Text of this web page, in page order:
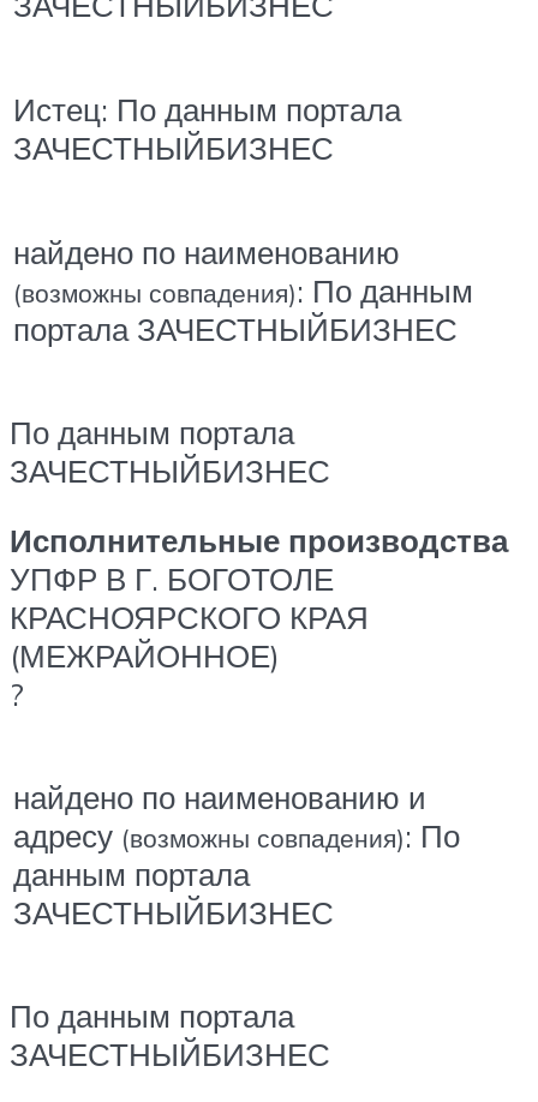
Истец: По данным портала
ЗАЧЕСТНЫЙБИЗНЕС
найдено по наименованию
(возможны совпадения): По данным
портала ЗАЧЕСТНЫЙБИЗНЕС
По данным портала
ЗАЧЕСТНЫЙБИЗНЕС
Исполнительные производства
УПФР В Г. БОГОТОЛЕ
КРАСНОЯРСКОГО КРАЯ
(МЕЖРАЙОННОЕ)
?
найдено по наименованию и
адресу (возможны совпадения): По
данным портала
ЗАЧЕСТНЫЙБИЗНЕС
По данным портала
ЗАЧЕСТНЫЙБИЗНЕС